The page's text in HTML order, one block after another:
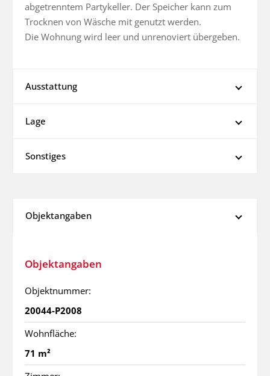
abgetrenntem Partykeller. Der Speicher kann zum
Trocknen von Wäsche mit genutzt werden.
Die Wohnung wird leer und unrenoviert übergeben.
Ausstattung
Lage
Sonstiges
Objektangaben
Objektangaben
Objektnummer:
20044-P2008
Wohnfläche:
71 m²